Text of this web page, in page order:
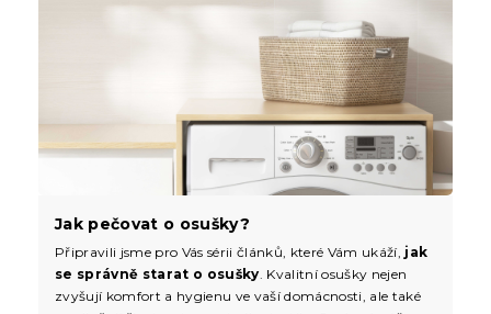
Jak pečovat o osušky?
Připravili jsme pro Vás sérii článků, které Vám ukáží, jak
se správně starat o osušky. Kvalitní osušky nejen
zvyšují komfort a hygienu ve vaší domácnosti, ale také